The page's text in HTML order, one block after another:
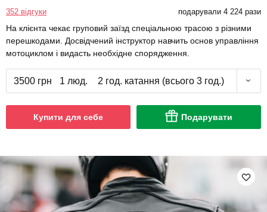
352 відгуки подарували 4 224 рази
На клієнта чекає груповий заїзд спеціальною трасою з різними
перешкодами. Досвідчений інструктор навчить основ управління
мотоциклом і видасть необхідне спорядження.
3500 грн 1 люд. 2 год. катання (всього 3 год.)
Купити для себе Подарувати